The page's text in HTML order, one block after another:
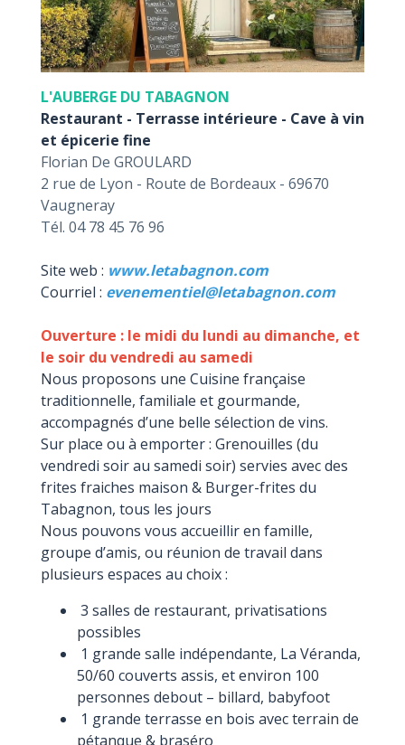
L'AUBERGE DU TABAGNON
Restaurant - Terrasse intérieure - Cave à vin
et épicerie fine
Florian De GROULARD
2 rue de Lyon - Route de Bordeaux - 69670
Vaugneray
Tél. 04 78 45 76 96
Site web : www.letabagnon.com
Courriel : evenementiel@letabagnon.com
Ouverture : le midi du lundi au dimanche, et
le soir du vendredi au samedi
Nous proposons une Cuisine française
traditionnelle, familiale et gourmande,
accompagnés d’une belle sélection de vins.
Sur place ou à emporter : Grenouilles (du
vendredi soir au samedi soir) servies avec des
frites fraiches maison & Burger-frites du
Tabagnon, tous les jours
Nous pouvons vous accueillir en famille,
groupe d’amis, ou réunion de travail dans
plusieurs espaces au choix :
3 salles de restaurant, privatisations
possibles
1 grande salle indépendante, La Véranda,
50/60 couverts assis, et environ 100
personnes debout – billard, babyfoot
1 grande terrasse en bois avec terrain de
pétanque & braséro